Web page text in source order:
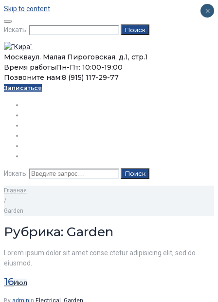
Skip to content
Искать: Поиск
Москваул. Малая Пироговская, д.1, стр.1
Время работыПн-Пт: 10:00-19:00
Позвоните нам:8 (915) 117-29-77
Записаться
Искать: Поиск
Главная
/
Garden
Рубрика: Garden
Lorem ipsum dolor sit amet conse ctetur adipisicing elit, sed do
eiusmod.
16Июл
By adminin Electrical , Garden
×